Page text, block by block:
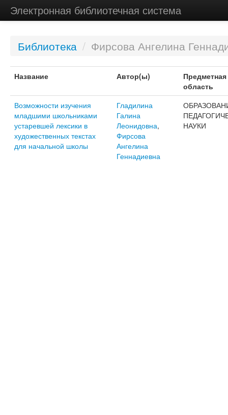
Электронная библиотечная система
Библиотека / Фирсова Ангелина
Название Автор(ы)
Предметная
область
Возможности изучения
младшими школьниками
устаревшей лексики в
художественных текстах
для начальной школы
Гладилина
Галина
Леонидовна,
Фирсова
Ангелина
Геннадиевна
НАУКИ